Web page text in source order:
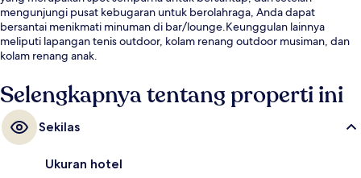
mengunjungi pusat kebugaran untuk berolahraga, Anda dapat
bersantai menikmati minuman di bar/lounge.Keunggulan lainnya
meliputi lapangan tenis outdoor, kolam renang outdoor musiman, dan
kolam renang anak.
Selengkapnya tentang properti ini
Sekilas
Ukuran hotel